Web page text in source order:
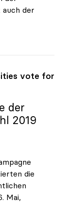
der
vote for
der
2019
die
Mai,